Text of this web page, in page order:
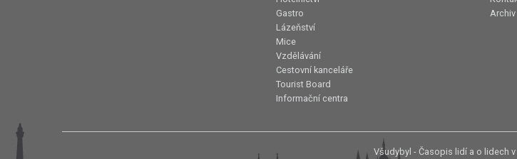
Gastro
Lázeňství
Mice
Vzdělávání
Cestovní kanceláře
Tourist Board
Informační centra
Archiv
Všudybyl - Časopis lidí a o lidech